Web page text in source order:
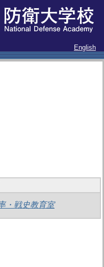
English
・戦史教育室